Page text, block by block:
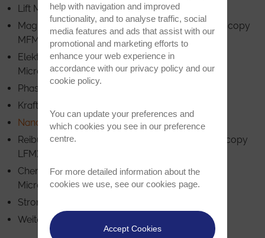
Lift Mode™
Magnetkraftmikroskopie (Magnetic Force Microscopy
MFM)
Elektrische Kraftmikroskopie (Electric Force
Microscopy EFM)
Phasenbild
Kraft-Abstands-Kurven
Nanomanipulation und Nanolithografie
Reibungskraftmikroskopie (Lateral Force Microscopy
LFM)
Chemische Kraftmikroskopie (Chemical Force
Microscopy CFM)
Strom-Spannungsmikroskopie
Weitere Modi optional
help with navigation and improved
functionality, and to analyse traffic, social
media features and ads that assist with our
promotional and marketing efforts to
enhance your web experience in
accordance with our privacy policy and our
cookie policy.
You can update your preferences and
which cookies you see in our preference
centre.
For more detailed information about the
cookies we use, see our cookies page.
Accept Cookies